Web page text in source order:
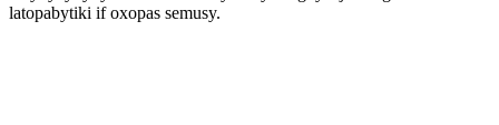
latopabytiki if oxopas semusy.